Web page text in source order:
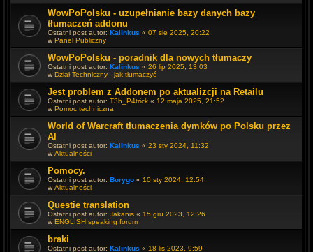
WowPoPolsku - uzupełnianie bazy danych bazy
tłumaczeń addonu
Ostatni post autor: Kalinkus « 07 sie 2025, 20:22
w Panel Publiczny
WowPoPolsku - poradnik dla nowych tłumaczy
Ostatni post autor: Kalinkus « 26 lip 2025, 13:03
w Dział Techniczny - jak tłumaczyć
Jest problem z Addonem po aktualizcji na Retailu
Ostatni post autor: T3h_P4trick « 12 maja 2025, 21:52
w Pomoc techniczna
World of Warcraft tłumaczenia dymków po Polsku przez
AI
Ostatni post autor: Kalinkus « 23 sty 2024, 11:32
w Aktualności
Pomocy.
Ostatni post autor: Borygo « 10 sty 2024, 12:54
w Aktualności
Questie translation
Ostatni post autor: Jakanis « 15 gru 2023, 12:26
w ENGLISH speaking forum
braki
Ostatni post autor: Kalinkus « 18 lis 2023, 9:59